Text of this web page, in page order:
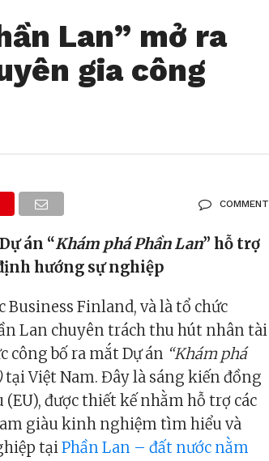
Lan” mở ra
gia công
COMMENT
án “Khám phá Phần Lan” hỗ trợ
hướng sự nghiệp
Finland, và là tổ chức
Lan chuyên trách thu hút nhân tài
công bố ra mắt Dự án “Khám phá
tại Việt Nam. Đây là sáng kiến đồng
được thiết kế nhằm hỗ trợ các
giàu kinh nghiệm tìm hiểu và
tạiPhần Lan – đất nước nằm